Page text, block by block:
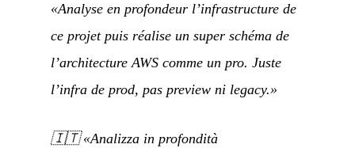
«Analyse en profondeur l’infrastructure de
ce projet puis réalise un super schéma de
l’architecture AWS comme un pro. Juste
l’infra de prod, pas preview ni legacy.»
🇮🇹«Analizza in profondità